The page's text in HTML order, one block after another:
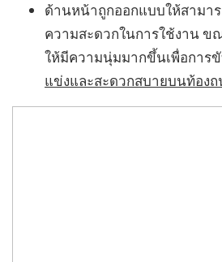
ด้านหน้าถูกออกแบบให้สามาร
ความสะดวกในการใช้งาน ข
ให้มีความนุ่มมากขึ้นเพื่อการ
แข่งและสะดวกสบายบนท้อง